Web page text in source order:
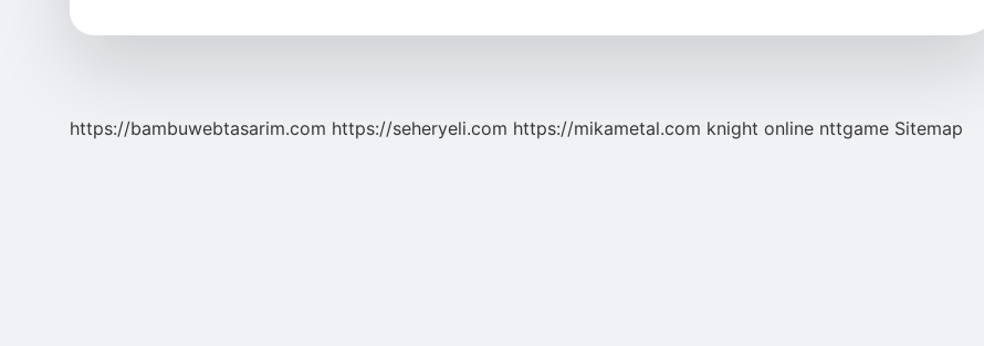
https://bambuwebtasarim.com https://seheryeli.com https://mikametal.com knight online nttgame Sitemap